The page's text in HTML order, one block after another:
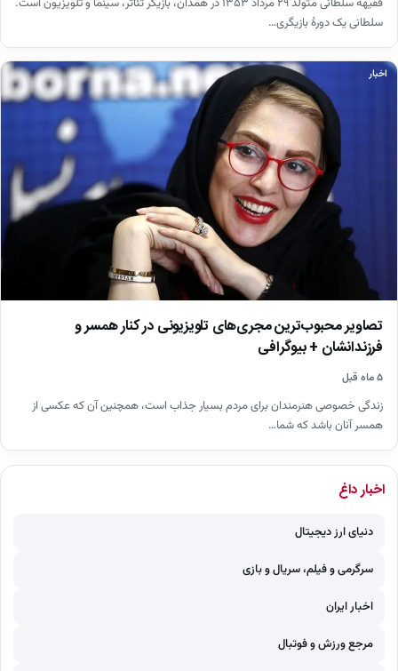
سلطانی یک دورهٔ بازیگری…
اخبار
تصاویر محبوب‌ترین مجری‌های تلویزیونی در کنار همسر و
فرزندانشان + بیوگرافی
۵ ماه قبل
زندگی خصوصی هنرمندان برای مردم بسیار جذاب است، همچنین آن که عکسی از
همسر آنان باشد که شما…
اخبار داغ
دنیای ارز دیجیتال
سرگرمی و فیلم، سریال و بازی
اخبار ایران
مرجع ورزش و فوتبال